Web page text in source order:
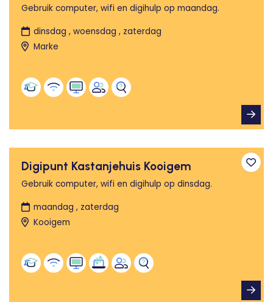
Gebruik computer, wifi en digihulp op maandag.
dinsdag , woensdag , zaterdag
Marke
Digipunt Kastanjehuis Kooigem
Gebruik computer, wifi en digihulp op dinsdag.
maandag , zaterdag
Kooigem